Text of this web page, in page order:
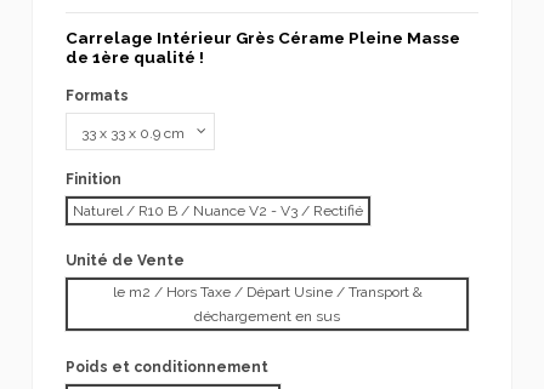
Carrelage Intérieur Grès Cérame Pleine Masse
de 1ère qualité !
Formats
Finition
Naturel / R10 B / Nuance V2 - V3 / Rectifié
Unité de Vente
le m2 / Hors Taxe / Départ Usine / Transport &
déchargement en sus
Poids et conditionnement